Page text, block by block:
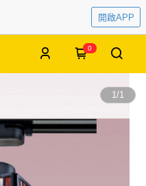
開啟APP
0
1/1